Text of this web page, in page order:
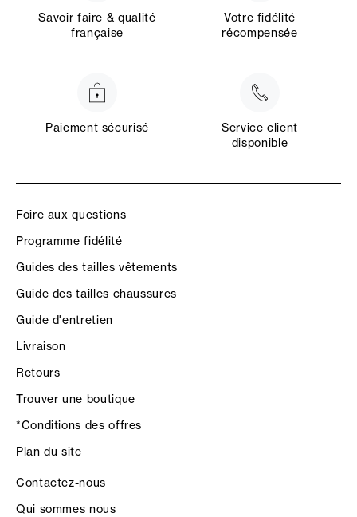
Savoir faire & qualité
française
Votre fidélité
récompensée
Paiement sécurisé
Service client
disponible
Foire aux questions
Programme fidélité
Guides des tailles vêtements
Guide des tailles chaussures
Guide d'entretien
Livraison
Retours
Trouver une boutique
*Conditions des offres
Plan du site
Contactez-nous
Qui sommes nous